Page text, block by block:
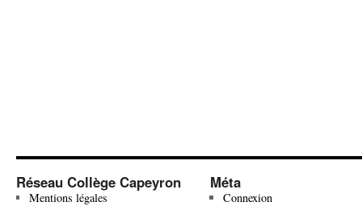
Réseau Collège Capeyron
Mentions légales
Méta
Connexion